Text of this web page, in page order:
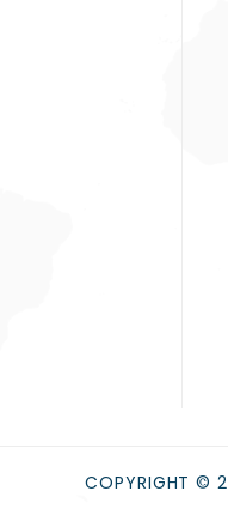
COPYRIGHT ©